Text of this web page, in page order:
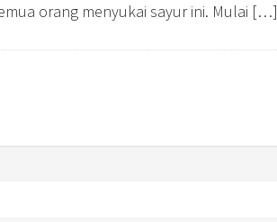
orang menyukai sayur ini. Mulai […]